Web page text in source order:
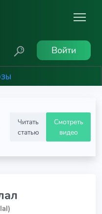
Войти
Читать
статью
Смотреть
видео